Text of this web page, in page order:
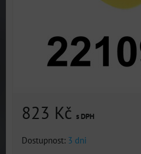
823 Kč s DPH
Dostupnost: 3 dni